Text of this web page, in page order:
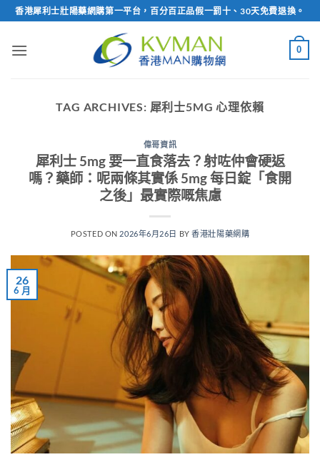
Skip
to
content
香港犀利士壯陽藥網購第一平台，百分百正品假一罰十、30天免費退換。
0
TAG ARCHIVES: 犀利士5MG 心理依賴
偉哥資訊
犀利士 5mg 要一直食落去？射咗仲會硬返
嗎？藥師：呢兩條其實係 5mg 每日錠「食開
之後」最實際嘅焦慮
POSTED ON 2026年6月26日 BY香港壯陽藥網購
26
6 月